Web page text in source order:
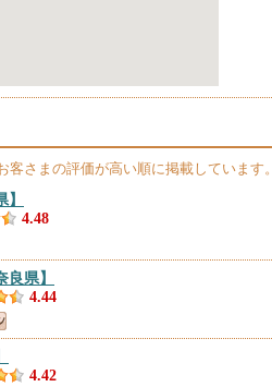
客さまの評価が高い順に掲載しています。
】
4.48
良県】
4.44
4.42